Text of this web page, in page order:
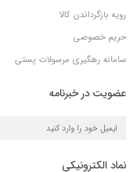
رویه بازگرداندن کالا
حریم خصوصی
سامانه رهگیری مرسولات پستی
عضویت در خبرنامه
نماد الکترونیکی